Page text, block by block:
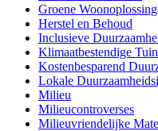
Groene
Herstel en Behoud
Inclusieve
Klimaatbestendige
Kostenbesparend
Lokale
Milieu
Milieucontroverses
Milieuvriendelijke